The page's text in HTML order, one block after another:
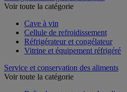
Réfrigérateur et gestion du froid
Cave à vin
Cellule de refroidissement
Réfrigérateur et congélateur
Service et conservation des aliments